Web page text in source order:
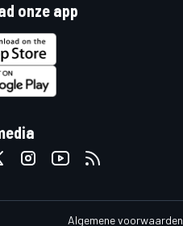
onze app
Algemene voorwaarden